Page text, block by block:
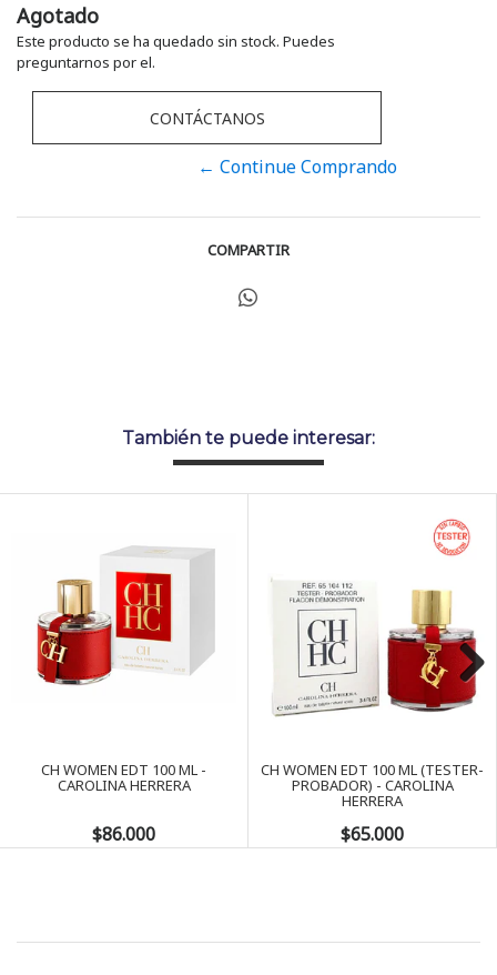
Agotado
Este producto se ha quedado sin stock. Puedes
preguntarnos por el.
CONTÁCTANOS
← Continue Comprando
COMPARTIR
También te puede interesar:
CH WOMEN EDT 100 ML -
CAROLINA HERRERA
$86.000
CH WOMEN EDT 100 ML (TESTER-
PROBADOR) - CAROLINA
HERRERA
$65.000
Next